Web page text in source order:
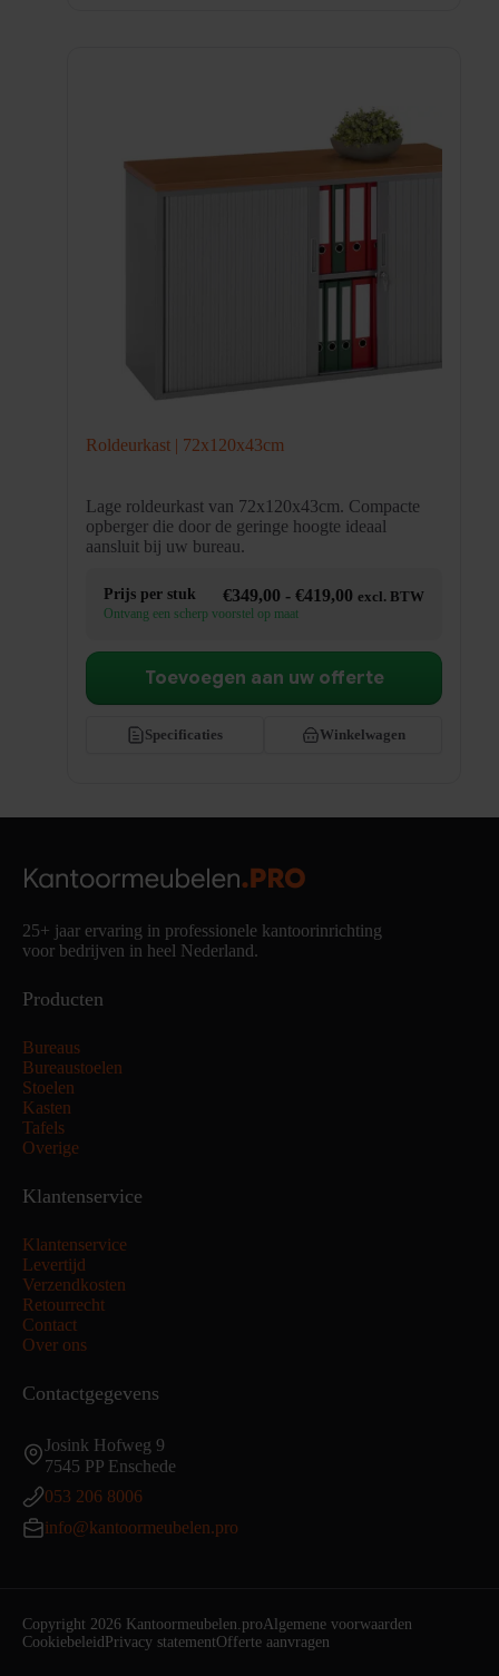
Roldeurkast | 72x120x43cm
Lage roldeurkast van 72x120x43cm. Compacte
opberger die door de geringe hoogte ideaal
aansluit bij uw bureau.
Prijs per stuk €349,00 - €419,00 Prijsklasse:
€419,00
excl. BTW
Ontvang een scherp voorstel op maat
Specificaties Winkelwagen
Toevoegen aan uw offerte
25+ jaar ervaring in professionele kantoorinrichting
voor bedrijven in heel Nederland.
Producten
Bureaus
Bureaustoelen
Stoelen
Kasten
Tafels
Overige
Klantenservice
Klantenservice
Levertijd
Verzendkosten
Retourrecht
Contact
Over ons
Contactgegevens
Josink Hofweg 9
7545 PP Enschede
053 206 8006
info@kantoormeubelen.pro
Copyright 2026 Kantoormeubelen.proAlgemene voorwaarden
Cookiebeleid Privacy statementOfferte aanvragen